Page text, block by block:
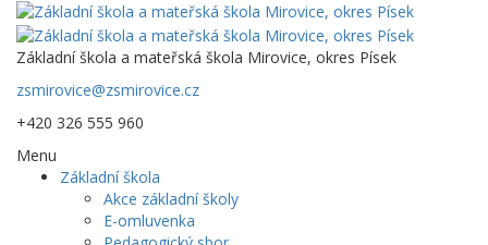
Základní škola a mateřská škola Mirovice, okres Písek
zsmirovice@zsmirovice.cz
+420 326 555 960
Menu
Základní škola
Akce základní školy
E-omluvenka